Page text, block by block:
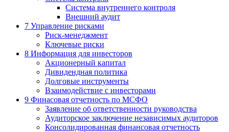
Система внутреннего контроля
Внешний аудит
7 Управление рисками
Риск-менеджмент
Ключевые риски
8 Информация для инвесторов
Акционерный капитал
Дивидендная политика
Долговые инструменты
Взаимодействие с инвеcторами
9 Финасовая отчетность по МСФО
Заявление об ответственности руководства
Аудиторское заключение независимых аудиторов
Консолидированная финансовая отчетность